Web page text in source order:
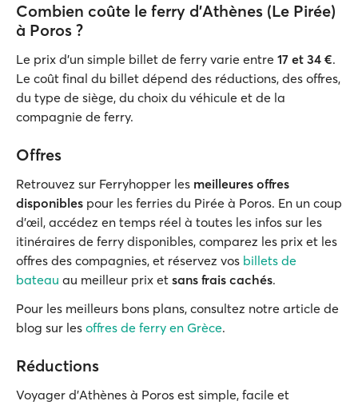
Combien coûte le ferry d'Athènes (Le Pirée)
à Poros ?
Le prix d'un simple billet de ferry varie entre 17 et 34 €.
Le coût final du billet dépend des réductions, des offres,
du type de siège, du choix du véhicule et de la
compagnie de ferry.
Offres
Retrouvez sur Ferryhopper les meilleures offres
disponibles pour les ferries du Pirée à Poros. En un coup
d’œil, accédez en temps réel à toutes les infos sur les
itinéraires de ferry disponibles, comparez les prix et les
offres des compagnies, et réservez vos billets de
bateau au meilleur prix et sans frais cachés.
Pour les meilleurs bons plans, consultez notre article de
blog sur les offres de ferry en Grèce.
Réductions
Voyager d’Athènes à Poros est simple, facile et